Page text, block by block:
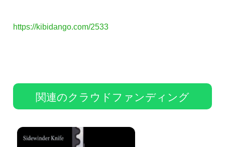
https://kibidango.com/2533
関連のクラウドファンディング